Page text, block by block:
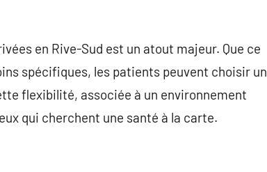
en Rive-Sud est un atout majeur. Que ce
spécifiques, les patients peuvent choisir un
flexibilité, associée à un environnement
qui cherchent une santé à la carte.